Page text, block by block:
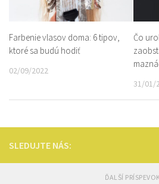
Farbenie vlasov doma: 6 tipov,
ktoré sa budú hodiť
02/09/2022
Čo
31/01/
SLEDUJTE NÁS:
ĎALŠÍ